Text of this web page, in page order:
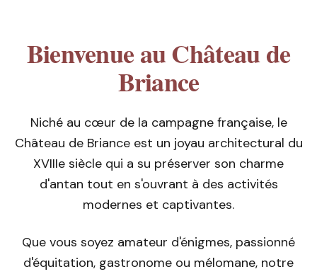
Bienvenue au Château de
Briance
Niché au cœur de la campagne française, le
Château de Briance est un joyau architectural du
XVIIIe siècle qui a su préserver son charme
d'antan tout en s'ouvrant à des activités
modernes et captivantes.
Que vous soyez amateur d'énigmes, passionné
d'équitation, gastronome ou mélomane, notre